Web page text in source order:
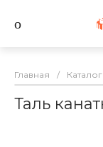
Главная /
Таль